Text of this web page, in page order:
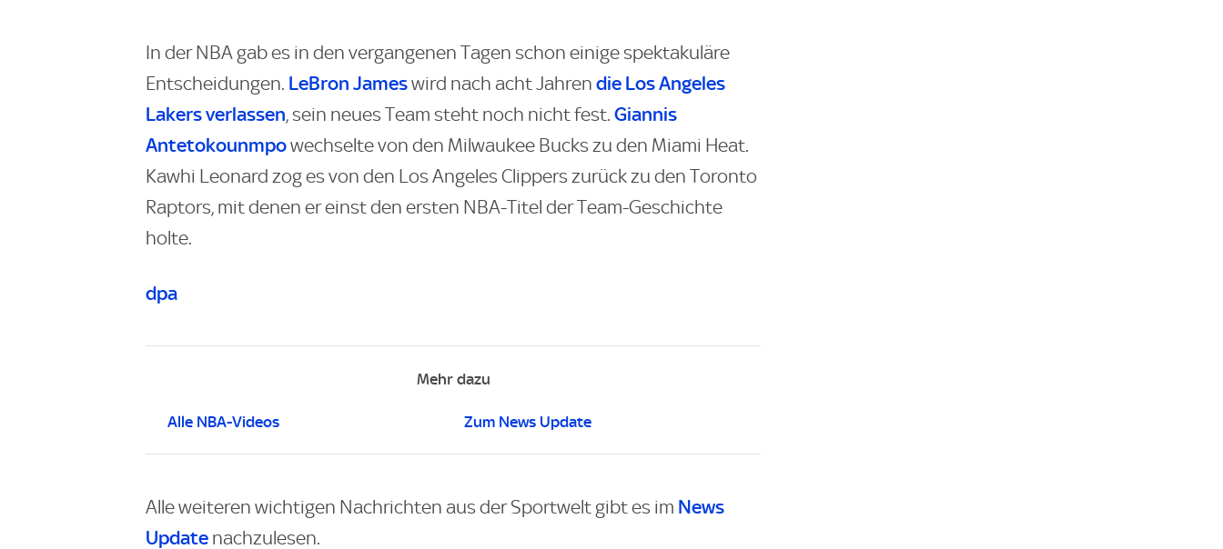
In der NBA gab es in den vergangenen Tagen schon einige spektakuläre
Entscheidungen. LeBron Jameswird nach acht Jahren die Los Angeles
Lakers verlassen, sein neues Team steht noch nicht fest. Giannis
Antetokounmpowechselte von den Milwaukee Bucks zu den Miami Heat.
Kawhi Leonard zog es von den Los Angeles Clippers zurück zu den Toronto
Raptors, mit denen er einst den ersten NBA-Titel der Team-Geschichte
holte.
dpa
Mehr dazu
Alle NBA-Videos Zum News Update
Alle weiteren wichtigen Nachrichten aus der Sportwelt gibt es im News
Update nachzulesen.